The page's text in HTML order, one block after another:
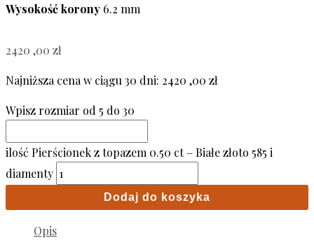
Wysokość korony 6.2 mm
2420 ,00 zł
Najniższa cena w ciągu 30 dni: 2420 ,00 zł
Wpisz rozmiar od 5 do 30
ilość Pierścionek z topazem 0.50 ct – Białe złoto 585 i
diamenty
Dodaj do koszyka
Opis